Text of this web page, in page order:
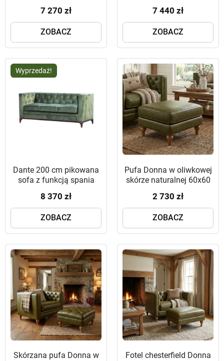
7 270 zł
ZOBACZ
7 440 zł
ZOBACZ
Wyprzedaż!
Dante 200 cm pikowana
sofa z funkcją spania
8 370 zł
ZOBACZ
Pufa Donna w oliwkowej
skórze naturalnej 60x60
2 730 zł
ZOBACZ
Skórzana pufa Donna w
Fotel chesterfield Donna